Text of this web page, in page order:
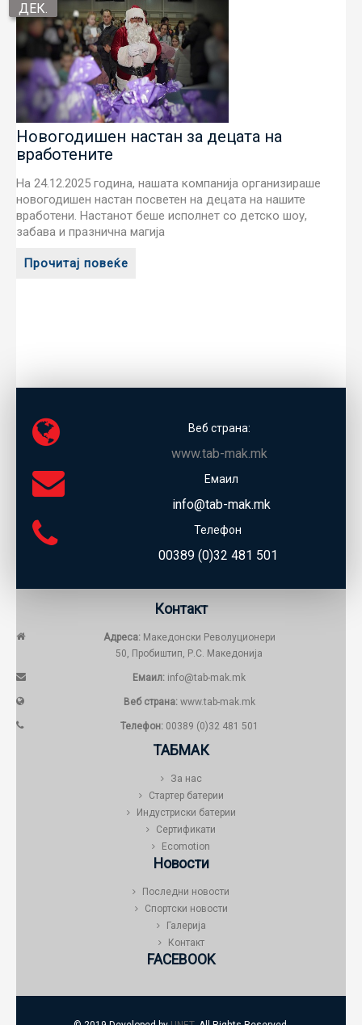
ДЕК.
Новогодишен настан за децата на
вработените
На 24.12.2025 година, нашата компанија организираше
новогодишен настан посветен на децата на нашите
вработени. Настанот беше исполнет со детско шоу,
забава и празнична магија
Прочитај повеќе
Веб страна:
www.tab-mak.mk
Емаил
info@tab-mak.mk
Телефон
00389 (0)32 481 501
Контакт
Адреса:Македонски Револуционери
50, Пробиштип, Р.С. Македонија
Емаил: info@tab-mak.mk
Веб страна: www.tab-mak.mk
Телефон:00389 (0)32 481 501
ТАБМАК
За нас
Стартер батерии
Индустриски батерии
Сертификати
Ecomotion
Новости
Последни новости
Спортски новости
Галерија
Контакт
FACEBOOK